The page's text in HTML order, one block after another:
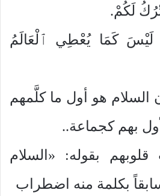
لَكُمْ.
كَمَا يُعْطِي ٱلْعَالَمُ
14: 27) كان السلام هو أول ما كلَّمهم
بهم كجماعة..
بقوله: «السلام
بكلمة منه اضطراب